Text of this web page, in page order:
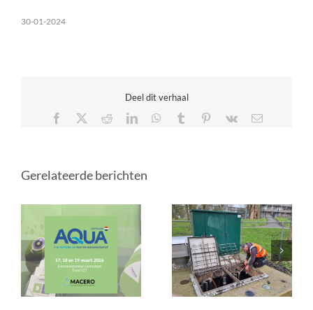
30-01-2024
Deel dit verhaal
Facebook
RedditLinkedInWhatsApp
Tumblr Pinterest
Vk
E-
Gerelateerde berichten